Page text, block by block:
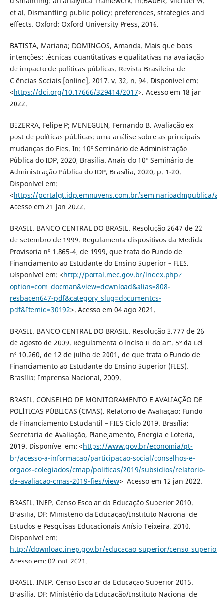
et al. Dismantling public policy: preferences, strategies and
effects. Oxford: Oxford University Press, 2016.
BATISTA, Mariana; DOMINGOS, Amanda. Mais que boas
intenções: técnicas quantitativas e qualitativas na avaliação
de impacto de políticas públicas. Revista Brasileira de
Ciências Sociais [online], 2017, v. 32, n. 94. Disponível em:
<https://doi.org/10.17666/329414/2017>. Acesso em 18 jan
2022.
BEZERRA, Felipe P; MENEGUIN, Fernando B. Avaliação ex
post de políticas públicas: uma análise sobre as principais
mudanças do Fies. In: 10º Seminário de Administração
Pública do IDP, 2020, Brasília. Anais do 10º Seminário de
Administração Pública do IDP, Brasília, 2020, p. 1-20.
Disponível em:
<https://portalgt.idp.emnuvens.com.br/seminarioadmpublica/
Acesso em 21 jan 2022.
BRASIL. BANCO CENTRAL DO BRASIL. Resolução 2647 de 22
de setembro de 1999. Regulamenta dispositivos da Medida
Provisória nº 1.865-4, de 1999, que trata do Fundo de
Financiamento ao Estudante do Ensino Superior – FIES.
Disponível em: <http://portal.mec.gov.br/index.php?
option=com_docman&view=download&alias=808-
resbacen647-pdf&category_slug=documentos-
pdf&Itemid=30192>. Acesso em 04 ago 2021.
BRASIL. BANCO CENTRAL DO BRASIL. Resolução 3.777 de 26
de agosto de 2009. Regulamenta o inciso II do art. 5º da Lei
nº 10.260, de 12 de julho de 2001, de que trata o Fundo de
Financiamento ao Estudante do Ensino Superior (FIES).
Brasília: Imprensa Nacional, 2009.
BRASIL. CONSELHO DE MONITORAMENTO E AVALIAÇÃO DE
POLÍTICAS PÚBLICAS (CMAS). Relatório de Avaliação: Fundo
de Financiamento Estudantil – FIES Ciclo 2019. Brasília:
Secretaria de Avaliação, Planejamento, Energia e Loteria,
2019. Disponível em: <https://www.gov.br/economia/pt-
br/acesso-a-informacao/participacao-social/conselhos-e-
orgaos-colegiados/cmap/politicas/2019/subsidios/relatorio-
de-avaliacao-cmas-2019-fies/view>. Acesso em 12 jan 2022.
BRASIL. INEP. Censo Escolar da Educação Superior 2010.
Brasília, DF: Ministério da Educação/Instituto Nacional de
Estudos e Pesquisas Educacionais Anísio Teixeira, 2010.
Disponível em:
http://download.inep.gov.br/educacao_superior/
Acesso em: 02 out 2021.
BRASIL. INEP. Censo Escolar da Educação Superior 2015.
Brasília, DF: Ministério da Educação/Instituto Nacional de